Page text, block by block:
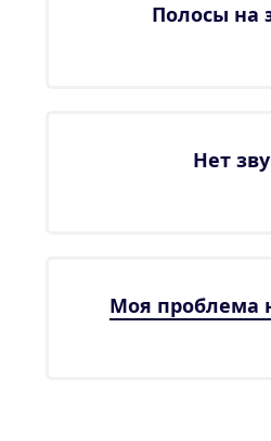
Полосы на
Нет
Моя проблема